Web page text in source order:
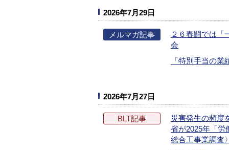
2026年7月29日
メルマガ記事
２６春闘では「
会
「特別手当の
2026年7月27日
BLT記事
災害発生の頻度
省が2025年「労
総合工事業調査